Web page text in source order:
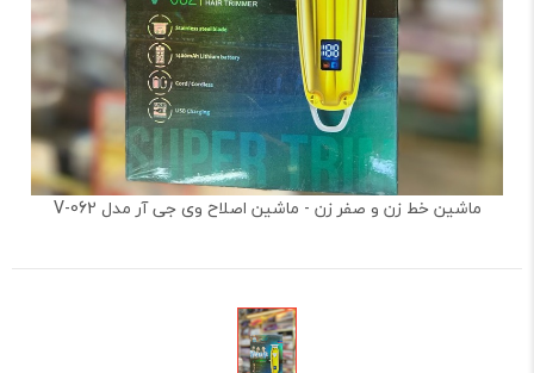
ماشین خط زن و صفر زن - ماشین اصلاح وی جی آر مدل V-062